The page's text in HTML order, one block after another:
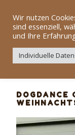
Inhalt
springenDog
DOGDANCE
Video-
Wir nutzen
sind essenziell,
und Ihre
Individuelle